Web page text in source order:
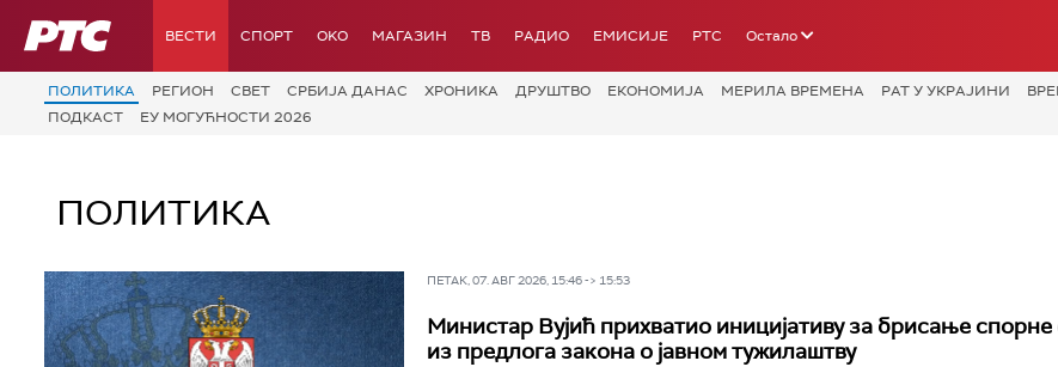
РТС ВЕСТИ СПОРТ OKO МАГАЗИН ТВ РАДИО ЕМИСИЈЕ РТС Остало
ПОЛИТИКА РЕГИОН СВЕТ СРБИЈА ДАНАС ХРОНИКА ДРУШТВО ЕКОНОМИЈА МЕРИЛА ВРЕМЕНА РАТ У УКРАЈИНИ
ПОДКАСТ
ЕУ МОГУЋНОСТИ 2026
ПОЛИТИКА
ПЕТАК, 07. АВГ 2026, 15:46 -> 15:53
Министар Вујић прихватио иницијативу за брисање
из предлога закона o јавном тужилаштву